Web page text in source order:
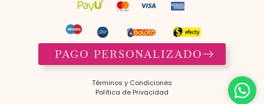
PAGO PERSONALIZADO
Términos y Condiciones​
Política de Privacidad